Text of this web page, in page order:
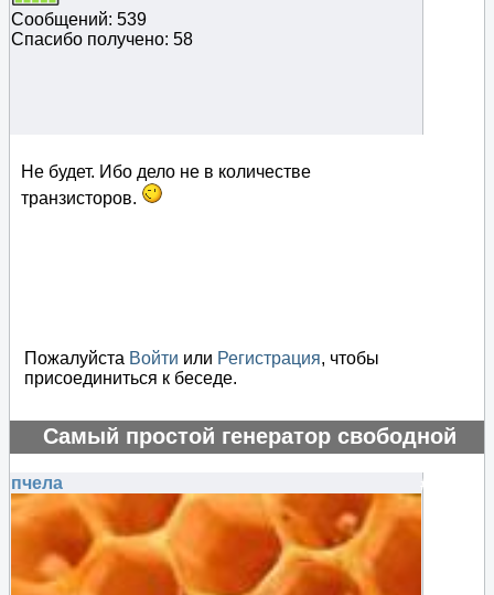
Сообщений: 539
Спасибо получено: 58
Не будет. Ибо дело не в количестве
транзисторов.
Пожалуйста Войти или Регистрация, чтобы
присоединиться к беседе.
Самый простой генератор свободной
энергии
#75577
пчела